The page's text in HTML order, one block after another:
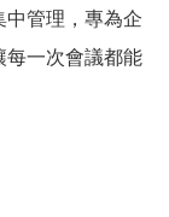
中管理，專為企
每一次會議都能